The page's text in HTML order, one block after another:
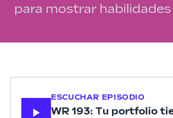
para mostrar
ESCUCHAR EPISODIO
WR 193: Tu portfolio